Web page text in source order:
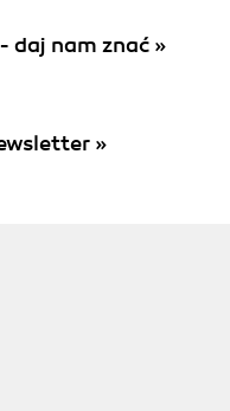
daj nam znać »
»